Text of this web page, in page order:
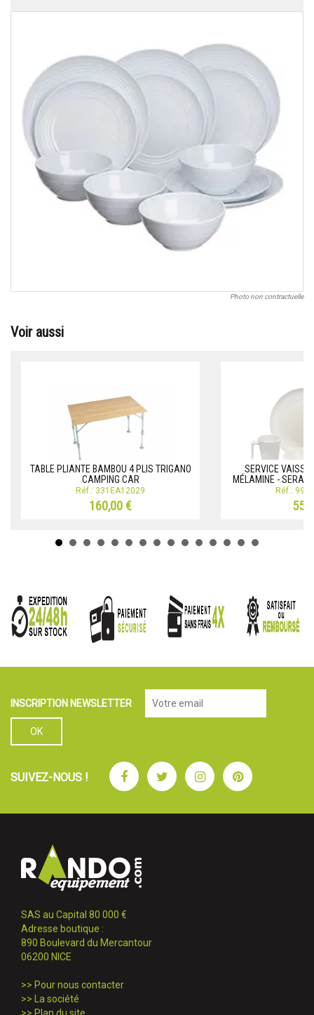
Photo non contractuelle
Voir aussi
TABLE PLIANTE BAMBOU 4 PLIS TRIGANO
CAMPING CAR
Réf.: 331EA12029
160,00 €
SERVICE
MÉLAMINE -
Réf.:
INSCRIPTION NEWSLETTER
SUIVEZ-NOUS ! FacebookTwitterInstagramPinterest
SAS au Capital 80 000 €
Adresse boutique :
890 Boulevard du Mercantour
06200 NICE
>> Pour nous contacter
>> La société
>> Plan du site